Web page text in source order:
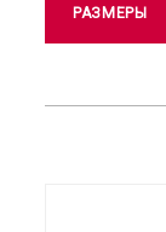
РАЗМЕРЫ